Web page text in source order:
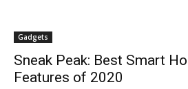
Gadgets
Sneak Peak: Best Smart
Features of 2020